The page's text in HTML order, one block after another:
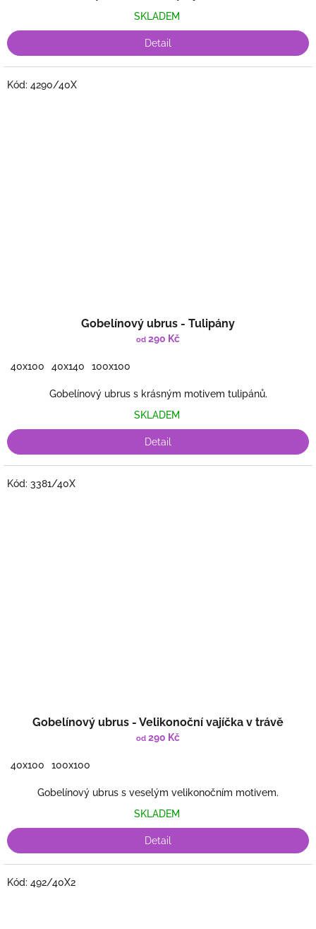
SKLADEM
Detail
Gobelínový ubrus - Tulipány
od 290 Kč
40x100 40x140 100x100
Gobelínový ubrus s krásným motivem tulipánů.
SKLADEM
Detail
Kód: 4290/40X
Gobelínový ubrus - Velikonoční vajíčka v trávě
od 290 Kč
40x100 100x100
Gobelínový ubrus s veselým velikonočním motivem.
SKLADEM
Detail
Kód: 3381/40X
Kód: 492/40X2